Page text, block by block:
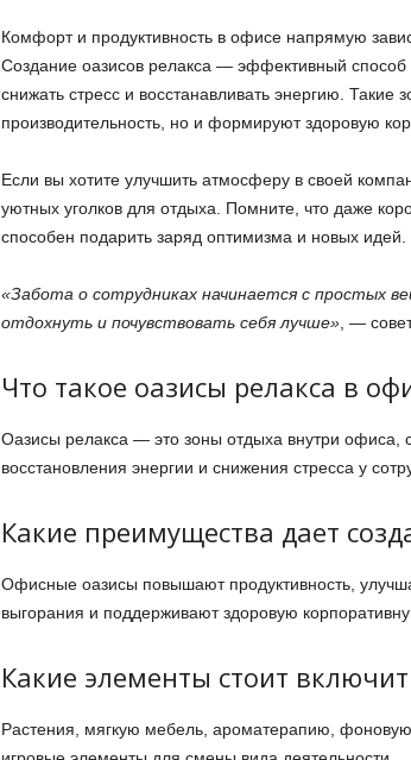
Комфорт и продуктивность в офисе напрямую
Создание оазисов релакса — эффективный способ
снижать стресс и восстанавливать энергию. Такие
производительность, но и формируют здоровую
Если вы хотите улучшить атмосферу в своей
уютных уголков для отдыха. Помните, что даже
способен подарить заряд оптимизма и новых идей.
«Забота о сотрудниках начинается с простых
отдохнуть и почувствовать себя лучше», —
Что такое оазисы релакса в
Оазисы релакса — это зоны отдыха внутри офиса,
восстановления энергии и снижения стресса у
Какие преимущества дает
Офисные оазисы повышают продуктивность,
выгорания и поддерживают здоровую
Какие элементы стоит
Растения, мягкую мебель, ароматерапию,